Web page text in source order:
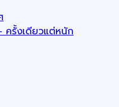
ครั้งเดียวแต่หนัก